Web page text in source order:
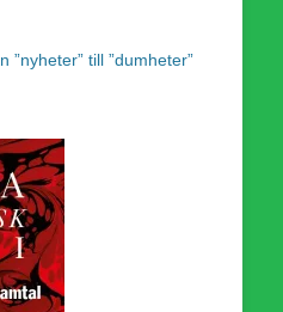
”nyheter” till ”dumheter”